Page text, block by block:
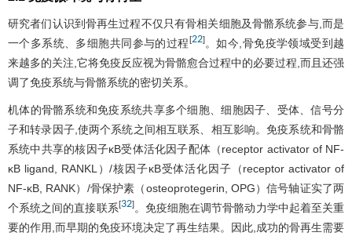
研究者们认识到骨再生过程不仅只有骨相关细胞及骨骼系统参与,而是
一个多系统、多细胞共同参与的过程 [22]。如今,骨免疫学领域受到越
来越多的关注,它将免疫反应视为骨骼愈合过程中的必要过程,而且还强
调了免疫系统与骨骼系统的密切关系。
机体的骨骼系统和免疫系统共享多个细胞、细胞因子、受体、信号分
子和转录因子,使两个系统之间相互联系、相互影响。免疫系统和骨骼
系统中共享的核因子κB受体活化因子配体（receptor activator of NF-
κB ligand, RANKL）/核因子κB受体活化因子（receptor activator of
NF-κB, RANK）/骨保护素（osteoprotegerin, OPG）信号轴证实了两
个系统之间的直接联系[32]。免疫细胞在调节骨骼动力学中起着至关重
要的作用,而早期的免疫环境决定了再生结果。因此,成功的骨再生需要